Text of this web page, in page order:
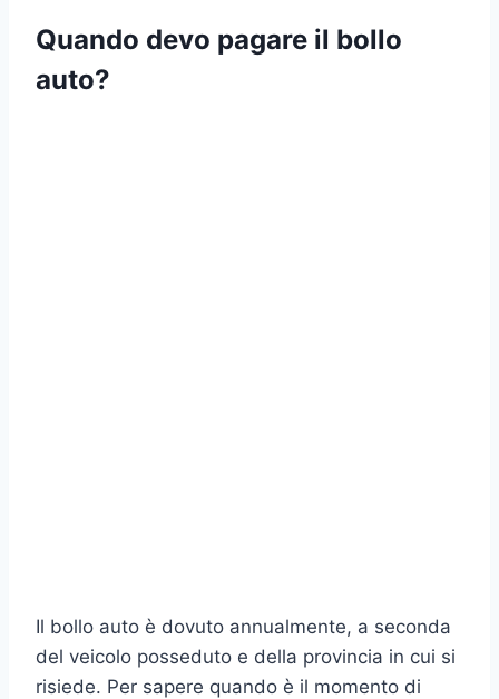
Quando devo pagare il bollo
auto?
Il bollo auto è dovuto annualmente, a seconda
del veicolo posseduto e della provincia in cui si
risiede. Per sapere quando è il momento di